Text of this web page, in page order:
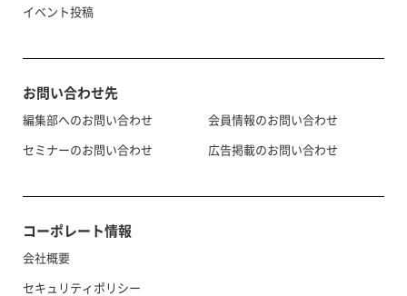
イベント投稿
お問い合わせ先
編集部へのお問い合わせ
セミナーのお問い合わせ
会員情報のお問い合わせ
広告掲載のお問い合わせ
コーポレート情報
会社概要
セキュリティポリシー